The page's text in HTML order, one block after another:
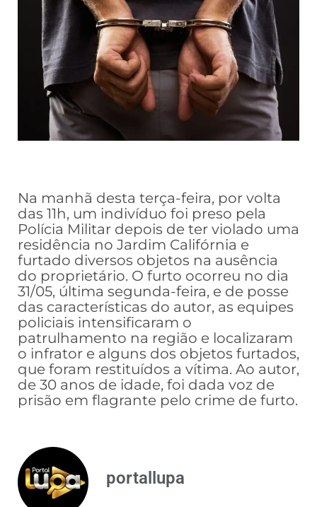
Na manhã desta terça-feira, por volta
das 11h, um indivíduo foi preso pela
Polícia Militar depois de ter violado uma
residência no Jardim Califórnia e
furtado diversos objetos na ausência
do proprietário. O furto ocorreu no dia
31/05, última segunda-feira, e de posse
das características do autor, as equipes
policiais intensificaram o
patrulhamento na região e localizaram
o infrator e alguns dos objetos furtados,
que foram restituídos a vítima. Ao autor,
de 30 anos de idade, foi dada voz de
prisão em flagrante pelo crime de furto.
portallupa